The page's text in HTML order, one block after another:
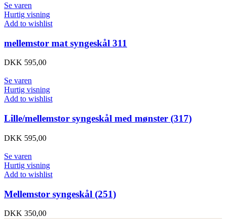
Se varen
Hurtig visning
Add to wishlist
mellemstor mat syngeskål 311
DKK 595,00
Se varen
Hurtig visning
Add to wishlist
Lille/mellemstor syngeskål med mønster (317)
DKK 595,00
Se varen
Hurtig visning
Add to wishlist
Mellemstor syngeskål (251)
DKK 350,00